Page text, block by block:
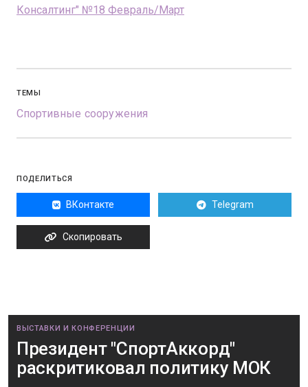
Консалтинг" №18 Февраль/Март
ТЕМЫ
Спортивные сооружения
ПОДЕЛИТЬСЯ
ВКонтакте Telegram
Скопировать
ВЫСТАВКИ И КОНФЕРЕНЦИИ
Президент "СпортАккорд"
раскритиковал политику МОК